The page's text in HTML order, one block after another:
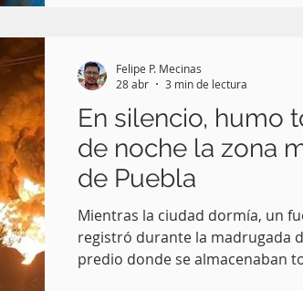
En silencio, humo
de noche la zona
de Puebla
Mientras la ciudad dormía, un
registró durante la madrugada
predio donde se almacenaban
Felipe P. Mecinas
28 abr
3 min de lectura